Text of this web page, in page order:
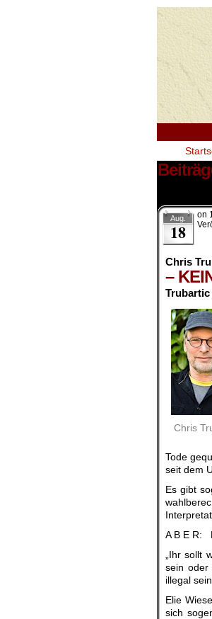
Aug.
18
on
Chris
–
Chris
Tode
seit dem
Es gibt
A B E R:
„Ihr sollt
sein oder
illegal
Elie
sich